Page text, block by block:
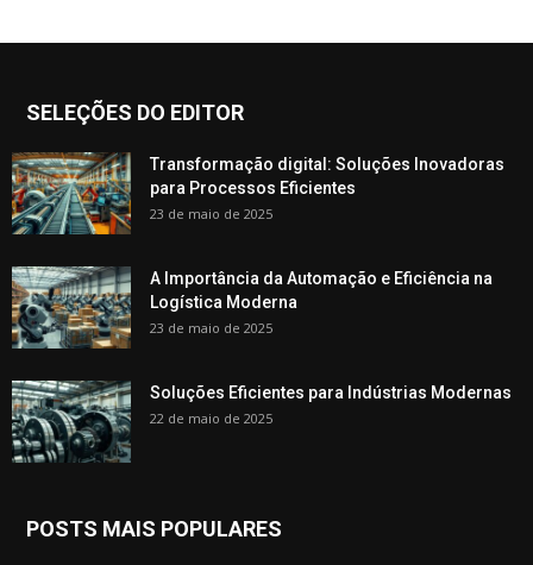
SELEÇÕES DO EDITOR
Transformação digital: Soluções Inovadoras
para Processos Eficientes
23 de maio de 2025
A Importância da Automação e Eficiência na
Logística Moderna
23 de maio de 2025
Soluções Eficientes para Indústrias Modernas
22 de maio de 2025
POSTS MAIS POPULARES